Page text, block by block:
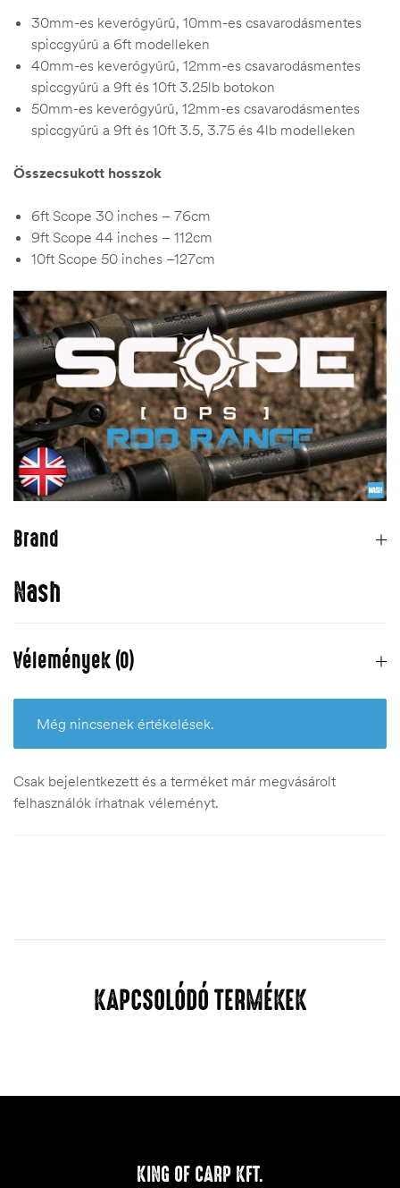
30mm-es keverőgyűrű, 10mm-es csavarodásmentes
spiccgyűrű a 6ft modelleken
40mm-es keverőgyűrű, 12mm-es csavarodásmentes
spiccgyűrű a 9ft és 10ft 3.25lb botokon
50mm-es keverőgyűrű, 12mm-es csavarodásmentes
spiccgyűrű a 9ft és 10ft 3.5, 3.75 és 4lb modelleken
Összecsukott hosszok
6ft Scope 30 inches – 76cm
9ft Scope 44 inches – 112cm
10ft Scope 50 inches –127cm
Brand
Nash
Vélemények (0)
Még nincsenek értékelések.
Csak bejelentkezett és a terméket már megvásárolt
felhasználók írhatnak véleményt.
KAPCSOLÓDÓ TERMÉKEK
KING OF CARP KFT.